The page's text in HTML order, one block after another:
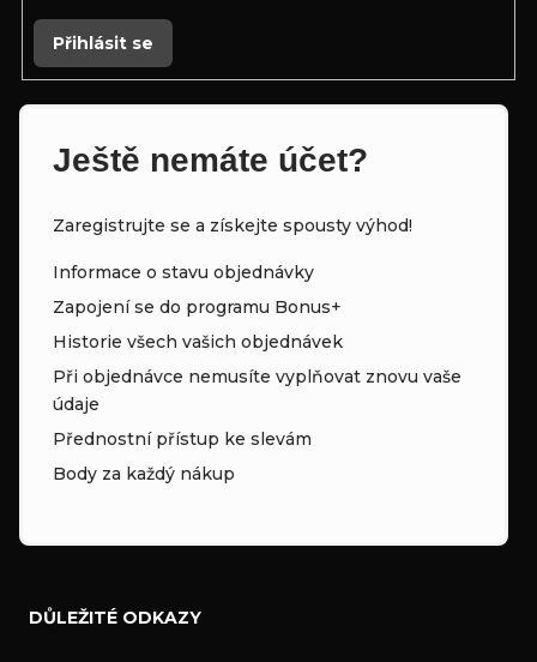
Přihlásit se
Ještě nemáte účet?
Zaregistrujte se a získejte spousty výhod!
Informace o stavu objednávky
Zapojení se do programu Bonus+
Historie všech vašich objednávek
Při objednávce nemusíte vyplňovat znovu vaše
údaje
Přednostní přístup ke slevám
Body za každý nákup
DŮLEŽITÉ ODKAZY